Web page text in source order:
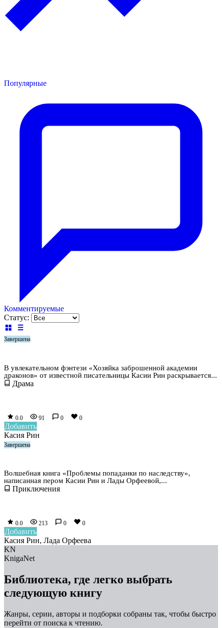
Популярные
Комментируемые
Статус:
Завершена
В увлекательном фэнтези «Хозяйка заброшенной академии
драконов» от известной писательницы Касии Рин раскрывается...
Драма
0.0 91 0 0
Добавить
Касия Рин
Завершена
Волшебная книга «Проблемы попаданки по наследству»,
написанная пером Касии Рин и Лады Орфеевой,...
Приключения
0.0 213 0 0
Добавить
Касия Рин, Лада Орфеева
KN
KnigaNet
Библиотека, где легко выбрать
следующую книгу
Жанры, серии, авторы и подборки собраны так, чтобы быстро
перейти от поиска к чтению.